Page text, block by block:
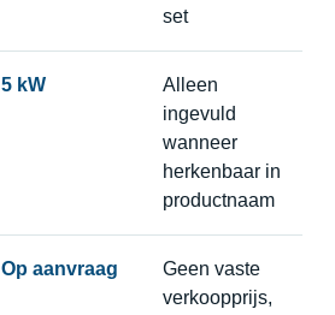
set
5 kW
Alleen
ingevuld
wanneer
herkenbaar in
productnaam
Op aanvraag
Geen vaste
verkoopprijs,